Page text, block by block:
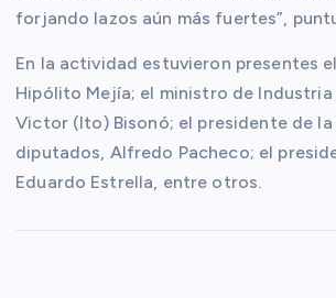
forjando lazos aún más fuertes”,
En la actividad estuvieron presentes
Hipólito Mejía; el ministro de
Victor (Ito) Bisonó; el presidente de la
diputados, Alfredo Pacheco; el
Eduardo Estrella, entre otros.